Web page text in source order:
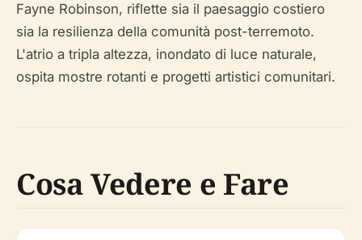
Fayne Robinson, riflette sia il paesaggio costiero
sia la resilienza della comunità post-terremoto.
L'atrio a tripla altezza, inondato di luce naturale,
ospita mostre rotanti e progetti artistici comunitari.
Cosa Vedere e Fare